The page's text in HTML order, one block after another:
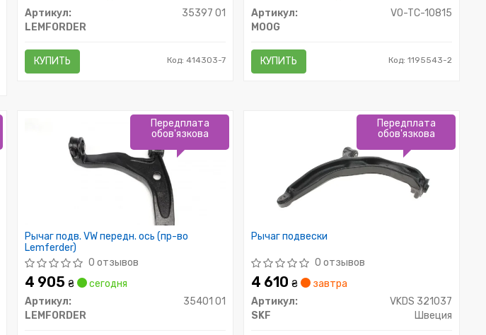
Артикул:
35397 01
LEMFORDER
КУПИТЬ Код: 414303-7
Артикул:
VO-TC-10815
MOOG
КУПИТЬ Код: 1195543-2
Рычаг подв. VW передн. ось (пр-во
Lemferder)
0 отзывов
4 905₴
сегодня
Артикул:
35401 01
LEMFORDER
Передплата
обов'язкова
Рычаг подвески
0 отзывов
4 610₴
завтра
Артикул:
VKDS 321037
SKF
Швеция
Передплата
обов'язкова